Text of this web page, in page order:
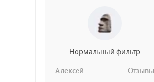
Нормальный фильтр
Алексей
Отзывы